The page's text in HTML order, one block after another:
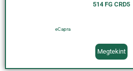
514 FG CRD5
eCapra
Megtekint